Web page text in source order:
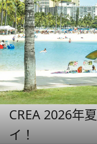
CREA 2026年
イ！